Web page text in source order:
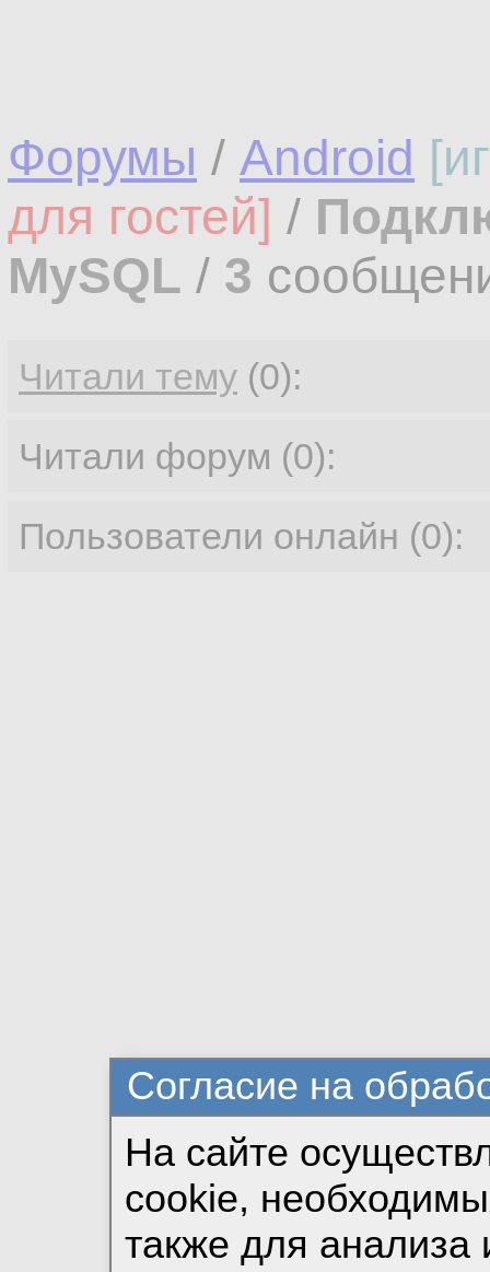
Форумы / Android
для гостей] /
MySQL / 3
Читали тему (0):
Читали форум (0):
Пользователи онлайн (0):
Согласие на
На сайте
cookie,
также для анализа